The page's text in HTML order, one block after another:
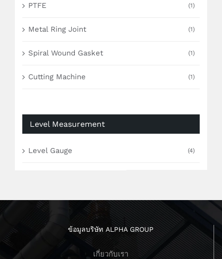
PTFE (1)
Metal Ring Joint (1)
Spiral Wound Gasket (1)
Cutting Machine (1)
Level Measurement
Level Gauge (4)
ข้อมูลบริษัท ALPHA GROUP
เกี่ยวกับเรา